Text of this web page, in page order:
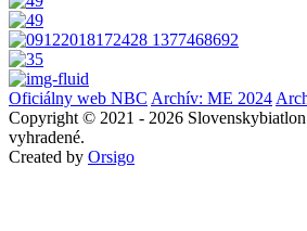
Oficiálny web NBC Archív: ME 2024
Copyright © 2021 - 2026
vyhradené.
Created by Orsigo